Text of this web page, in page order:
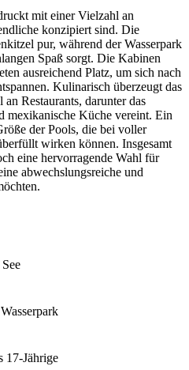
mit einer Vielzahl an
konzipiert sind. Die
pur, während der Wasserpark
Spaß sorgt. Die Kabinen
ausreichend Platz, um sich nach
Kulinarisch überzeugt das
Restaurants, darunter das
mexikanische Küche vereint. Ein
der Pools, die bei voller
wirken können. Insgesamt
eine hervorragende Wahl für
abwechslungsreiche und
17-Jährige